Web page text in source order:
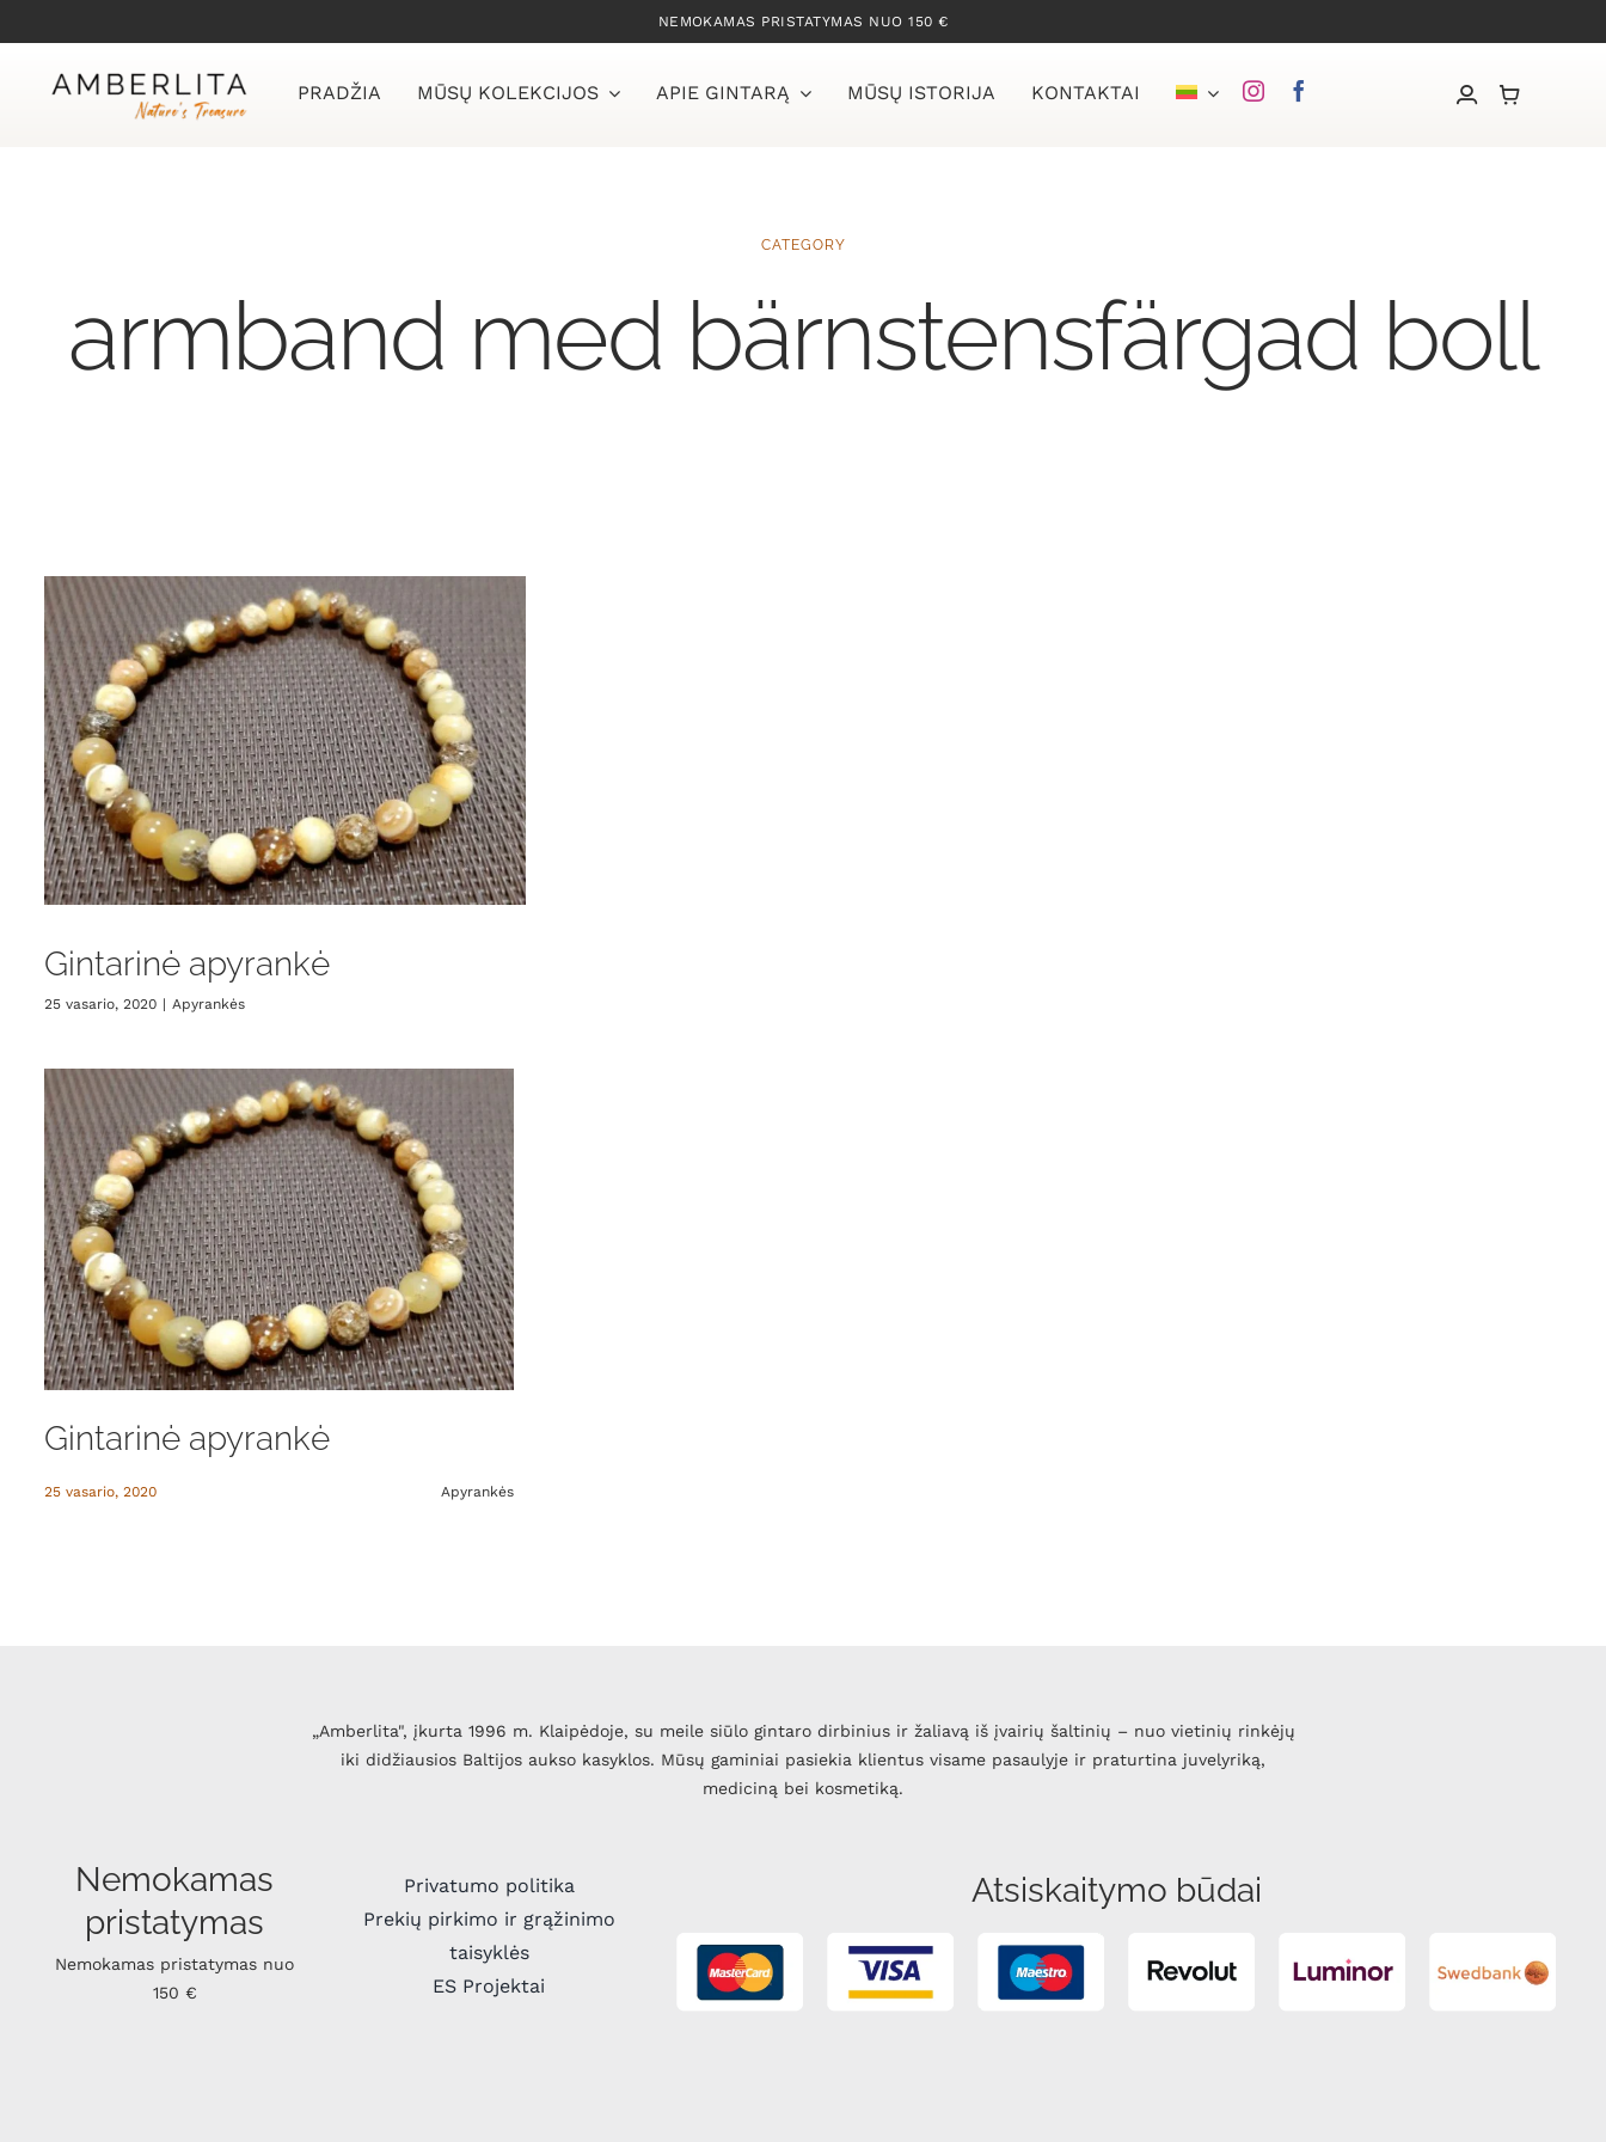
to
content
NEMOKAMAS PRISTATYMAS NUO 150 €
PRADŽIA MŪSŲ KOLEKCIJOS APIE GINTARĄ MŪSŲ ISTORIJA KONTAKTAI
CATEGORY
armband med bärnstensfärgad boll
Gintarinė apyrankė
25 vasario, 2020 | Apyrankės
Gintarinė apyrankė
25 vasario, 2020 Apyrankės
„Amberlita", įkurta 1996 m. Klaipėdoje, su meile siūlo gintaro dirbinius ir žaliavą iš įvairių šaltinių – nuo vietinių rinkėjų
iki didžiausios Baltijos aukso kasyklos. Mūsų gaminiai pasiekia klientus visame pasaulyje ir praturtina juvelyriką,
mediciną bei kosmetiką.
Nemokamas
pristatymas
Nemokamas pristatymas nuo
150 €
Privatumo politika
Prekių pirkimo ir grąžinimo
taisyklės
ES Projektai
Atsiskaitymo būdai